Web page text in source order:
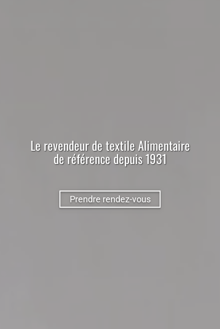
Lerevendeurdetextile Alimentaire
de référence depuis 1931
Prendre rendez-vous